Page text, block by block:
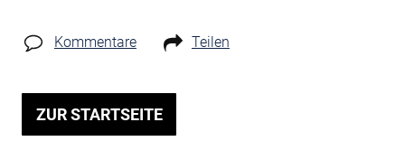
Kommentare Teilen
ZUR STARTSEITE